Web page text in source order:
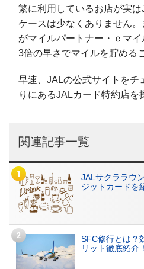
繁に利用しているお店が実
ケースは少なくありません
がマイルパートナー・ｅマイ
3倍の早さでマイルを貯める
早速、JALの公式サイトをチ
りにあるJALカード特約店を
関連記事一覧
JALサクララウ
ジットカードを
SFC修行とは？
リット徹底紹介！